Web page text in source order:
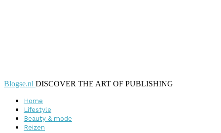
Blogse.nl DISCOVER THE ART OF PUBLISHING
Home
Lifestyle
Beauty & mode
Reizen